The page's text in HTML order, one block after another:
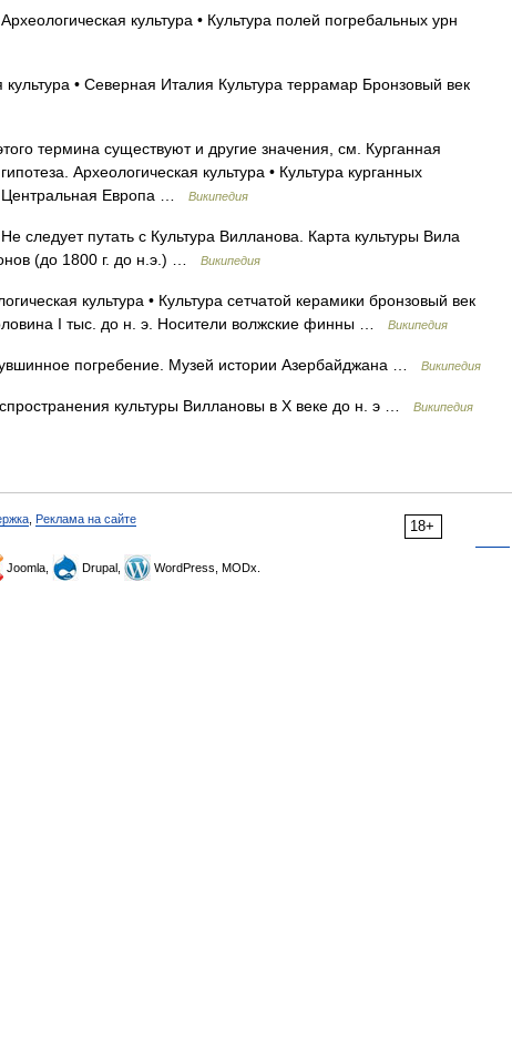
культура • Культура полей погребальных урн
• Северная Италия Культура террамар Бронзовый век
термина существуют и другие значения, см. Курганная
Археологическая культура • Культура курганных
Центральная Европа …
Википедия
следует путать с Культура Вилланова. Карта культуры Вила
(до 1800 г. до н.э.) …
Википедия
культура • Культура сетчатой керамики бронзовый век
I тыс. до н. э. Носители волжские финны …
Википедия
погребение. Музей истории Азербайджана … Википедия
культуры Виллановы в X веке до н. э … Википедия
18+
Реклама на сайте
Joomla, Drupal, WordPress, MODx.